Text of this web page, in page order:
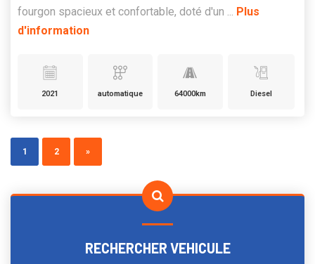
fourgon spacieux et confortable, doté d'un ... Plus
d'information
2021 automatique 64000km Diesel
1 2 »
RECHERCHER VEHICULE